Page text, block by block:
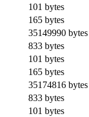
101 bytes
165 bytes
35149990 bytes
833 bytes
101 bytes
165 bytes
35174816 bytes
833 bytes
101 bytes